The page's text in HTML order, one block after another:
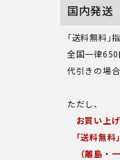
国内発送
｢送料無料｣
全国一律650
代引きの場
ただし、
お買い上
｢送料無料｣
（離島・一